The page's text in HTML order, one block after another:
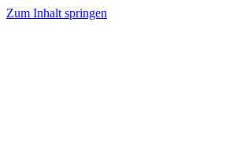
Zum Inhalt springen